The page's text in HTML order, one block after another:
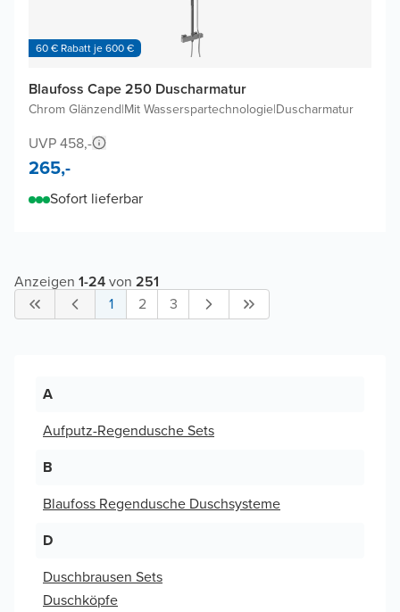
60 € Rabatt je 600 €
Blaufoss Cape 250 Duscharmatur
Chrom Glänzend|Mit Wasserspartechnologie|Duscharmatur
UVP 458,-
265,-
Sofort lieferbar
Anzeigen 1-24von 251
1
2 3
A
Aufputz-Regendusche Sets
B
Blaufoss Regendusche Duschsysteme
D
Duschbrausen Sets
Duschköpfe